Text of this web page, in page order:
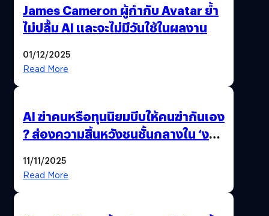
James Cameron ผู้กำกับ Avatar ย้ำ
ไม่ปลื้ม AI และจะไม่มีวันใช้ในผลงาน
01/12/2025
Read More
AI ฆ่าคนหรือทุนนิยมบีบให้คนฆ่ากันเอง
? ส่องความสิ้นหวังชนชั้นกลางใน ‘งาน
11/11/2025
Read More